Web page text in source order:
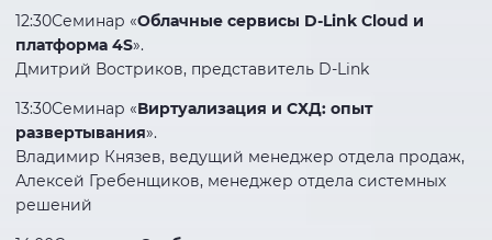
12:30Семинар «Облачные сервисы D-Link Cloud и
платформа 4S».
Дмитрий Востриков, представитель D-Link
13:30Семинар «Виртуализация и СХД: опыт
развертывания».
Владимир Князев, ведущий менеджер отдела продаж,
Алексей Гребенщиков, менеджер отдела системных
решений